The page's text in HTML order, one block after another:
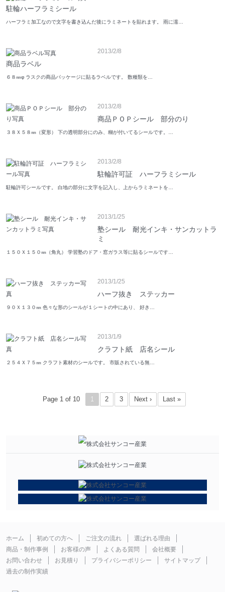
駐輪ハーフラミシール
ハーフラミ加工なので文字を書き込んだ後にラミネートを貼れます。 雨に濡…
2013/2/8
商品ラベル
６８㎜φ ラスクの商品パッケージに貼るラベルです。 数種類を…
2013/2/8
商品ＰＯＰシール 部分のり
３８Ｘ５８㎜（変形） 下の透明部分にのみ、糊が付いてるシールです。…
2013/2/8
駐輪許可証 ハーフラミシール
駐輪許可シールです。 白地の部分に文字を記入し、上からラミネートを…
2013/1/25
塾シール 耐光インキ・サンカットラ
ミ
１５０Ｘ１５０㎜（角丸） 学習塾のドア・窓ガラス等に貼るシールです…
2013/1/25
ハーフ抜き ステッカー
９０Ｘ１３０㎜ 色々な形のシールが１シートの中にあり、 好き…
2013/1/9
クラフト紙 店名シール
２５４Ｘ７５㎜ クラフト素材のシールです。 市販されている無…
Page 1 of 10 1 2 3 Next › Last »
ホーム 初めての方へ ご注文の流れ
選ばれる理由
商品・制作事例
お客様の声 よくある質問
会社概要
お問い合わせ
お見積り プライバシーポリシー
サイトマップ
過去の制作実績